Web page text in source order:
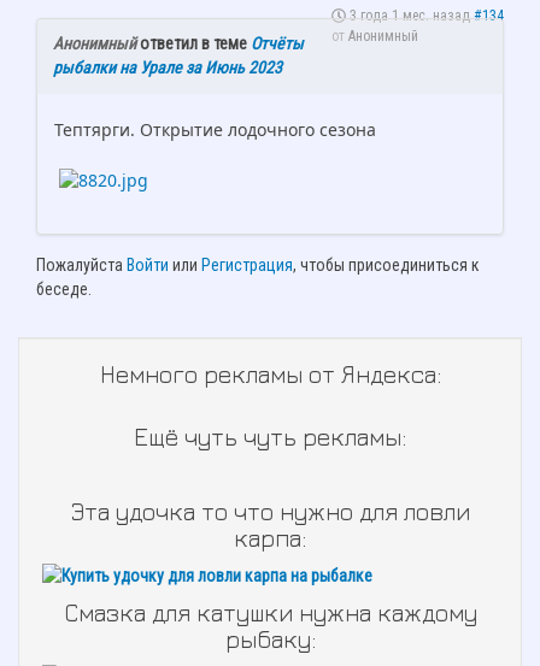
3 года 1 мес. назад #134
отАнонимный
Анонимныйответил в теме Отчёты
рыбалки на Урале за Июнь 2023
Тептярги. Открытие лодочного сезона
Пожалуйста Войти или Регистрация, чтобы присоединиться к
беседе.
Немного рекламы от Яндекса:
Ещё чуть чуть рекламы:
Эта удочка то что нужно для ловли
карпа:
Смазка для катушки нужна каждому
рыбаку: